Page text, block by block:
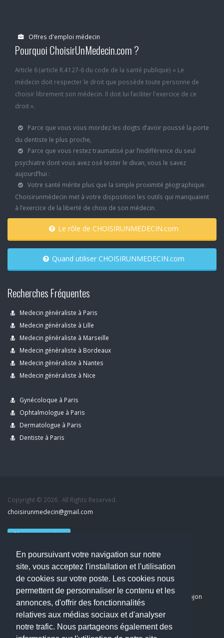
En poursuivant votre navigation sur notre
site, vous acceptez l'installation et l'utilisation
de cookies sur votre poste. Les cookies nous
permettent de personnaliser le contenu et les
annonces, d'offrir des fonctionnalités
relatives aux médias sociaux et d'analyser
notre trafic. Nous partageons également des
Offres d'emploi médecin
Pourquoi ChoisirUnMedecin.com ?
Article 6 (article R.4127-6 du code de la santé publique) « Le
médecin doit respecter le droit que possède toute personne de
choisir librement son médecin. Il doit lui faciliter l'exercice de ce
droit ».
Parce que vous vous mordez les doigts d’avoir poussé la porte
du dentiste le plus proche,
Parce que vous restez traumatisé par l’indifférence du seul
psychiatre dont vous avez osé tester le divan, vous le savez
aujourd’hui :
Votre santé mérite plus que la simple proximité géographique.
Choisirunmédecin met à votre disposition les outils qui manquaient
à l’exercice de la liberté de choix de son médecin.
Le rôle de CHOISIRUNMEDECIN.com
Quand utiliser CHOISIRUNMEDECIN.com
Recherches Fréquentes
Medecin généraliste à Paris
Medecin généraliste à Lille
Medecin généraliste à Marseille
Medecin généraliste à Bordeaux
Medecin généraliste à Nantes
Medecin généraliste à Nice
Gynécoloque à Paris
Ophtalmologue à Paris
Dermatologue à Paris
Dentiste à Paris
Copyright © 2026 . All Rights Reserved.
choisirunmedecin@gmail.com
Nous contacter
Dernier avis : PASCAL DELCAMPE, Chirurgien maxillo-faciale à Arpajon
Mentions légales